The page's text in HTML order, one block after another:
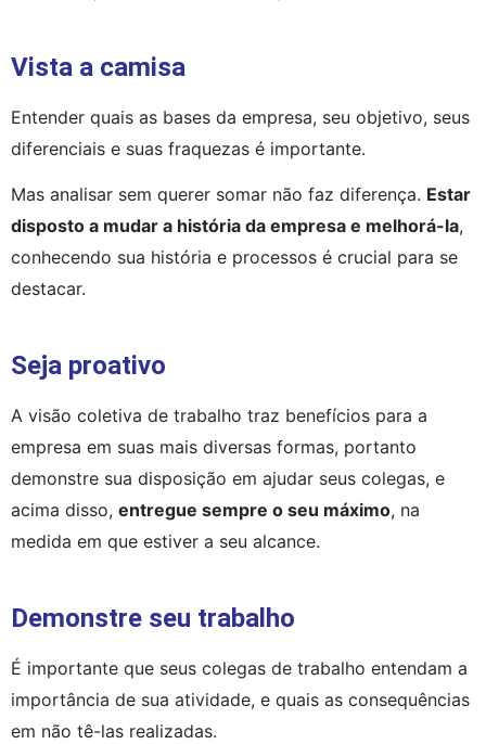
Vista a camisa
Entender quais as bases da empresa, seu objetivo, seus
diferenciais e suas fraquezas é importante.
Mas analisar sem querer somar não faz diferença. Estar
disposto a mudar a história da empresa e melhorá-la,
conhecendo sua história e processos é crucial para se
destacar.
Seja proativo
A visão coletiva de trabalho traz benefícios para a
empresa em suas mais diversas formas, portanto
demonstre sua disposição em ajudar seus colegas, e
acima disso, entregue sempre o seu máximo, na
medida em que estiver a seu alcance.
Demonstre seu trabalho
É importante que seus colegas de trabalho entendam a
importância de sua atividade, e quais as consequências
em não tê-las realizadas.